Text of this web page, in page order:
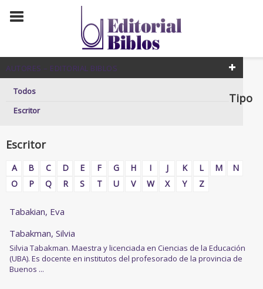
AUTORES – EDITORIAL BIBLOS
Todos
Escritor
Tipo
Escritor
A B C D E F G H I J K L M
N
O
P Q R S T U V W X Y Z
Tabakian, Eva
Tabakman, Silvia
Silvia Tabakman. Maestra y licenciada en Ciencias de la Educación
(UBA). Es docente en institutos del profesorado de la provincia de
Buenos ...